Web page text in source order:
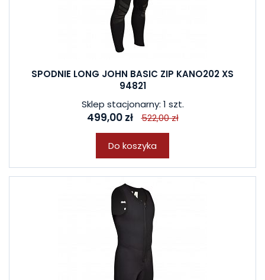
SPODNIE LONG JOHN BASIC ZIP KANO202 XS
94821
Sklep stacjonarny: 1 szt.
499,00 zł 522,00 zł
Do koszyka